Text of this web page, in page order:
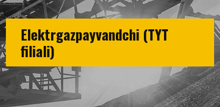
Elektrgazpayvandchi (TYT
filiali)